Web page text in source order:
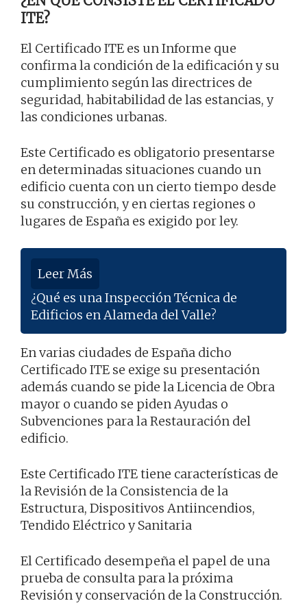
ITE?
El Certificado ITE es un Informe que
confirma la condición de la edificación y su
cumplimiento según las directrices de
seguridad, habitabilidad de las estancias, y
las condiciones urbanas.
Este Certificado es obligatorio presentarse
en determinadas situaciones cuando un
edificio cuenta con un cierto tiempo desde
su construcción, y en ciertas regiones o
lugares de España es exigido por ley.
Leer Más
¿Qué es una Inspección Técnica de
Edificios en Alameda del Valle?
En varias ciudades de España dicho
Certificado ITE se exige su presentación
además cuando se pide la Licencia de Obra
mayor o cuando se piden Ayudas o
Subvenciones para la Restauración del
edificio.
Este Certificado ITE tiene características de
la Revisión de la Consistencia de la
Estructura, Dispositivos Antiincendios,
Tendido Eléctrico y Sanitaria
El Certificado desempeña el papel de una
prueba de consulta para la próxima
Revisión y conservación de la Construcción.